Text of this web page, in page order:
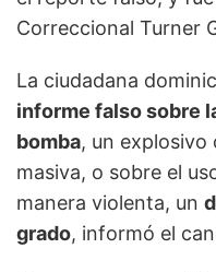
Correccional Turner
La ciudadana
informe falso sobre
bomba, un explosivo
masiva, o sobre el
manera violenta, un
grado, informó el